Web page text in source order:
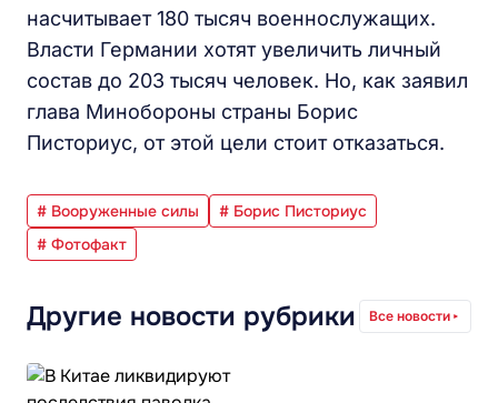
насчитывает 180 тысяч военнослужащих.
Власти Германии хотят увеличить личный
состав до 203 тысяч человек. Но, как заявил
глава Минобороны страны Борис
Писториус, от этой цели стоит отказаться.
# Вооруженные силы
# Борис Писториус
# Фотофакт
Другие новости рубрики Все новости